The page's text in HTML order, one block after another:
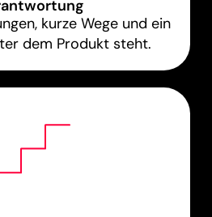
kurze Wege und ein
dem Produkt steht.